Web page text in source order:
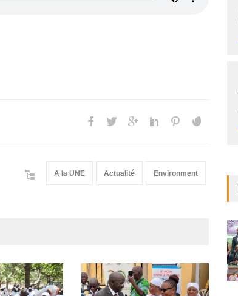
A la UNE Actualité Environment